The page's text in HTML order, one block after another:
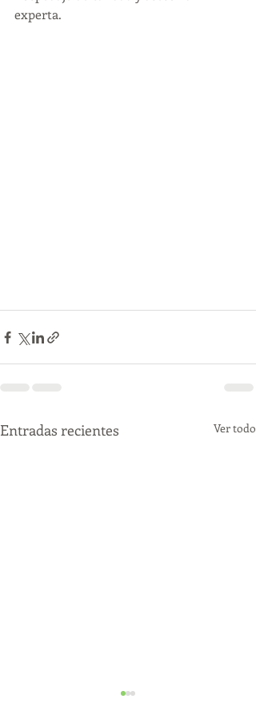
experta.
Entradas recientes Ver todo